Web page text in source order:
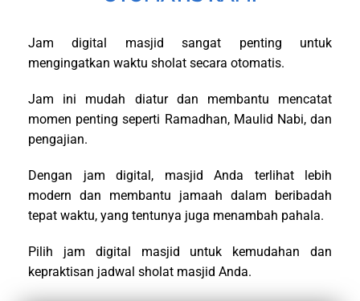
Jam digital masjid sangat penting untuk
mengingatkan waktu sholat secara otomatis.
Jam ini mudah diatur dan membantu mencatat
momen penting seperti Ramadhan, Maulid Nabi, dan
pengajian.
Dengan jam digital, masjid Anda terlihat lebih
modern dan membantu jamaah dalam beribadah
tepat waktu, yang tentunya juga menambah pahala.
Pilih jam digital masjid untuk kemudahan dan
kepraktisan jadwal sholat masjid Anda.